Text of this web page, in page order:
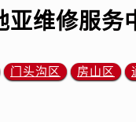
亚维修服务
门头沟区 房山区